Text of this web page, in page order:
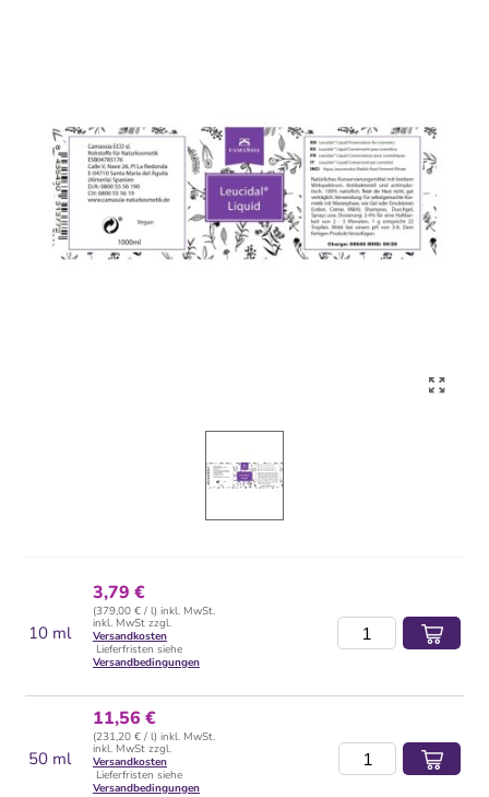
10 ml
3,79 €
(379,00 € / l) inkl. MwSt.
inkl. MwSt zzgl.
Versandkosten
Lieferfristen siehe
Versandbedingungen
50 ml
11,56 €
(231,20 € / l) inkl. MwSt.
inkl. MwSt zzgl.
Versandkosten
Lieferfristen siehe
Versandbedingungen